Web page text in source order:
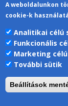
Pécsi
A weboldalunkon
cookie-k
Analitikai célú
Funkcionális
Marketing
További sütik
Beállítások